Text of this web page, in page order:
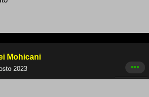
Mohicani
2023